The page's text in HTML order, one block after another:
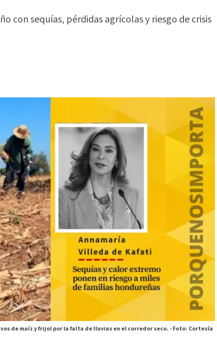
con sequías, pérdidas agrícolas y riesgo de crisis
de maíz y frijol por la falta de lluvias en el corredor seco. -Foto: Cortesía